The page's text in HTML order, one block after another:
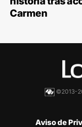
Carmen
©2013-
Aviso de